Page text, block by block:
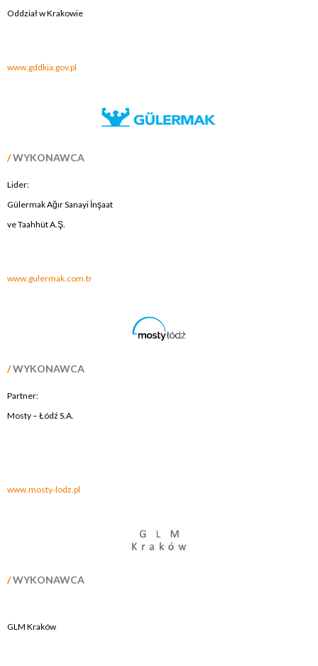
Oddział w Krakowie
www.gddkia.gov.pl
/WYKONAWCA
Lider:
Gülermak Ağır Sanayi İnşaat
ve Taahhüt A.Ş.
www.gulermak.com.tr
/WYKONAWCA
Partner:
Mosty – Łódź S.A.
www.mosty-lodz.pl
/WYKONAWCA
GLM Kraków